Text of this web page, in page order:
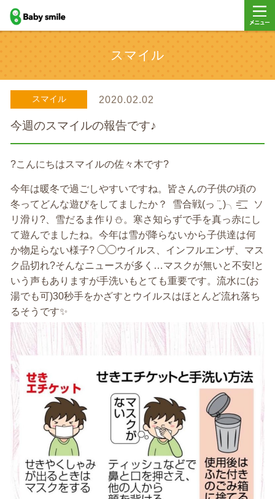
baby smile
スマイル
スマイル 2020.02.02
今週のスマイルの報告です♪
?こんにちはスマイルの佐々木です?
今年は暖冬で過ごしやすいですね。皆さんの子供の頃の
冬ってどんな遊びをしてましたか？ 雪合戦‪(っ ¨̮ )╮=͟͟͞͞‬ 、ソ
リ滑り?、雪だるま作り⛄️。寒さ知らずで手を真っ赤にし
て遊んでましたね。今年は雪が降らないから子供達は何
か物足らない様子? ︎︎◯◯ウイルス、インフルエンザ、マス
ク品切れ?そんなニュースが多く…マスクが無いと不安!と
いう声もありますが手洗いもとても重要です。流水に(お
湯でも可)30秒手をかざすとウイルスはほとんど流れ落ち
るそうです✨